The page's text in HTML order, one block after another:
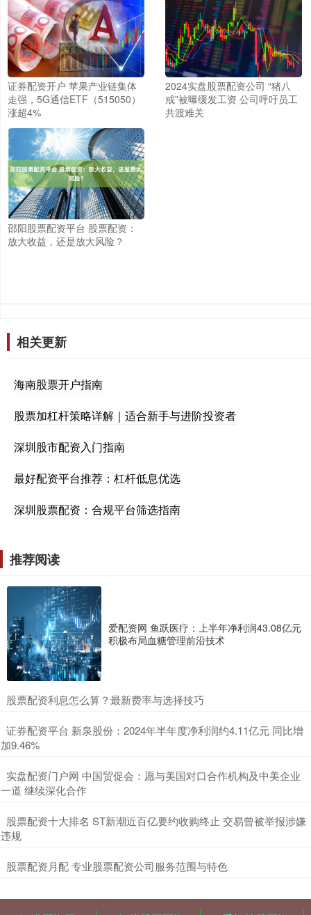
证券配资开户 苹果产业链集体
走强，5G通信ETF（515050）
涨超4%
2024实盘股票配资公司 “猪八
戒”被曝缓发工资 公司呼吁员工
共渡难关
邵阳股票配资平台 股票配资：
放大收益，还是放大风险？
相关更新
海南股票开户指南
股票加杠杆策略详解｜适合新手与进阶投资者
深圳股市配资入门指南
最好配资平台推荐：杠杆低息优选
深圳股票配资：合规平台筛选指南
推荐阅读
爱配资网 鱼跃医疗：上半年净利润43.08亿元
积极布局血糖管理前沿技术
​股票配资利息怎么算？最新费率与选择技巧
​证券配资平台 新泉股份：2024年半年度净利润约4.11亿元 同比增
加9.46%
​实盘配资门户网 中国贸促会：愿与美国对口合作机构及中美企业
一道 继续深化合作
​股票配资十大排名 ST新潮近百亿要约收购终止 交易曾被举报涉嫌
违规
​股票配资月配 专业股票配资公司服务范围与特色